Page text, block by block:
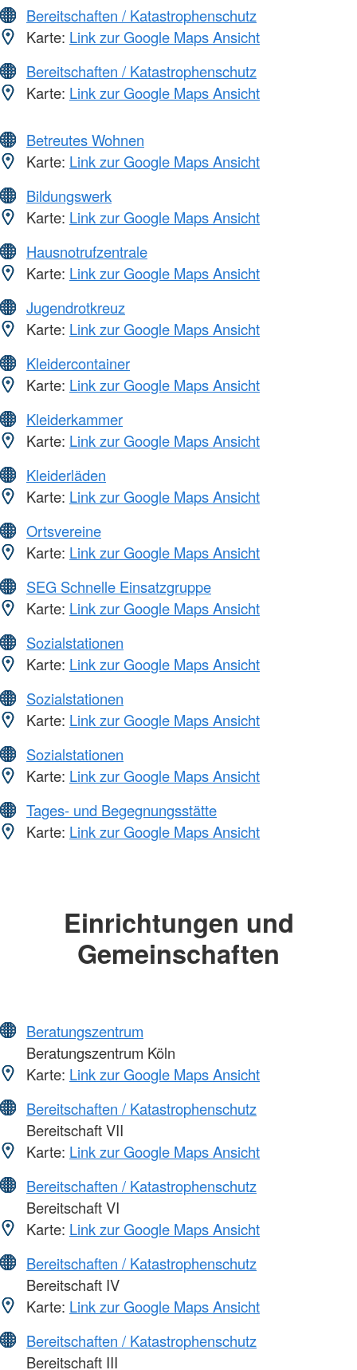
Bereitschaften / Katastrophenschutz
Karte: Link zur Google Maps Ansicht
Bereitschaften / Katastrophenschutz
Karte: Link zur Google Maps Ansicht
Betreutes Wohnen
Karte: Link zur Google Maps Ansicht
Bildungswerk
Karte: Link zur Google Maps Ansicht
Hausnotrufzentrale
Karte: Link zur Google Maps Ansicht
Jugendrotkreuz
Karte: Link zur Google Maps Ansicht
Kleidercontainer
Karte: Link zur Google Maps Ansicht
Kleiderkammer
Karte: Link zur Google Maps Ansicht
Kleiderläden
Karte: Link zur Google Maps Ansicht
Ortsvereine
Karte: Link zur Google Maps Ansicht
SEG Schnelle Einsatzgruppe
Karte: Link zur Google Maps Ansicht
Sozialstationen
Karte: Link zur Google Maps Ansicht
Sozialstationen
Karte: Link zur Google Maps Ansicht
Sozialstationen
Karte: Link zur Google Maps Ansicht
Tages- und Begegnungsstätte
Karte: Link zur Google Maps Ansicht
Einrichtungen und
Gemeinschaften
Beratungszentrum
Beratungszentrum Köln
Karte: Link zur Google Maps Ansicht
Bereitschaften / Katastrophenschutz
Bereitschaft VII
Karte: Link zur Google Maps Ansicht
Bereitschaften / Katastrophenschutz
Bereitschaft VI
Karte: Link zur Google Maps Ansicht
Bereitschaften / Katastrophenschutz
Bereitschaft IV
Karte: Link zur Google Maps Ansicht
Bereitschaften / Katastrophenschutz
Bereitschaft III